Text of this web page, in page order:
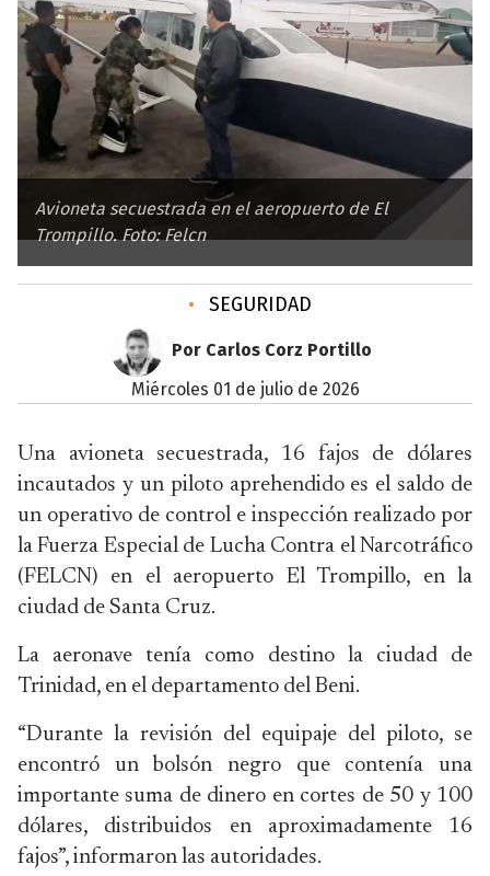
Avioneta secuestrada en el aeropuerto de El
Trompillo. Foto: Felcn
• SEGURIDAD
Por Carlos Corz Portillo
miércoles 01 de julio de 2026
Una avioneta secuestrada, 16 fajos de dólares
incautados y un piloto aprehendido es el saldo de
un operativo de control e inspección realizado por
la Fuerza Especial de Lucha Contra el Narcotráfico
(FELCN) en el aeropuerto El Trompillo, en la
ciudad de Santa Cruz.
La aeronave tenía como destino la ciudad de
Trinidad, en el departamento del Beni.
“Durante la revisión del equipaje del piloto, se
encontró un bolsón negro que contenía una
importante suma de dinero en cortes de 50 y 100
dólares, distribuidos en aproximadamente 16
fajos”, informaron las autoridades.